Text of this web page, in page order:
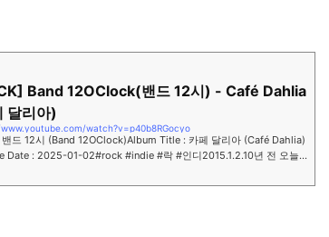
Band 12OClock(밴드 12시) - Café Dahlia
달리아)
watch?v=p40b8RGocyo
드 12시 (Band 12OClock)Album Title : 카페 달리아 (Café Dahlia)
Date : 2025-01-02#rock #indie #락 #인디2015.1.2.10년 전 오늘